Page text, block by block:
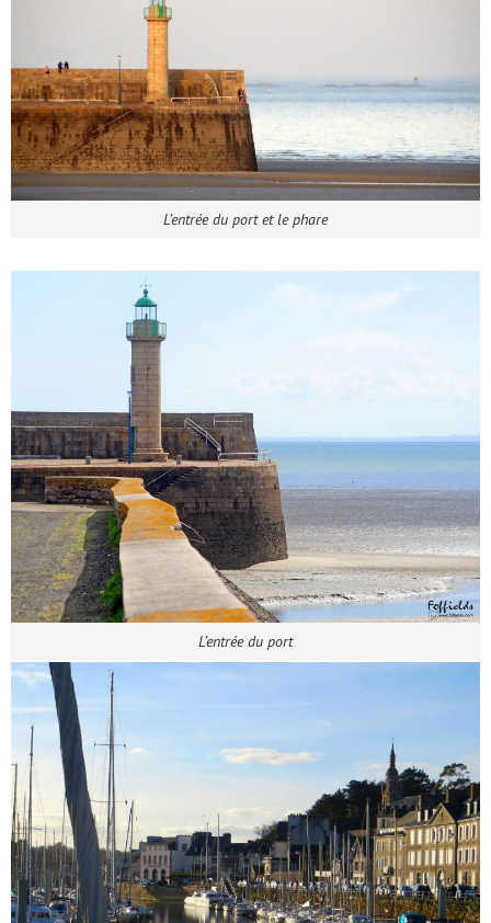
L’entrée du port et le phare
L’entrée du port